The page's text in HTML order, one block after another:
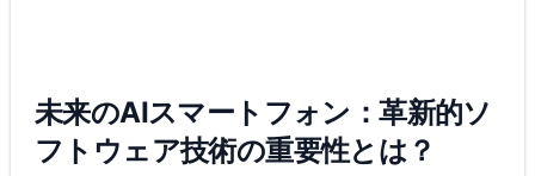
未来のAIスマートフォン：革新的ソ
フトウェア技術の重要性とは？